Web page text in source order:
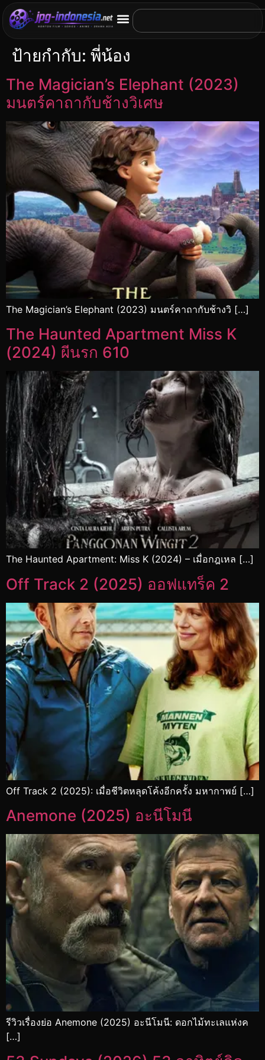
ป้ายกำกับ: พี่น้อง
The Magician’s Elephant (2023)
มนตร์คาถากับช้างวิเศษ
The Magician’s Elephant (2023) มนตร์คาถากับช้างวิ […]
The Haunted Apartment Miss K
(2024) ผีนรก 610
The Haunted Apartment: Miss K (2024) – เมื่อกฎเหล […]
Off Track 2 (2025) ออฟแทร็ค 2
Off Track 2 (2025): เมื่อชีวิตหลุดโค้งอีกครั้ง มหากาพย์ […]
Anemone (2025) อะนีโมนี
รีวิวเรื่องย่อ Anemone (2025) อะนีโมนี: ดอกไม้ทะเลแห่งค
[…]